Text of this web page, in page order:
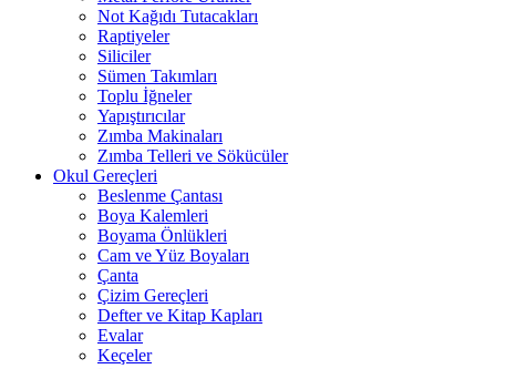
Not Kağıdı Tutacakları
Raptiyeler
Siliciler
Sümen Takımları
Toplu İğneler
Yapıştırıcılar
Zımba Makinaları
Zımba Telleri ve Sökücüler
Okul Gereçleri
Beslenme Çantası
Boya Kalemleri
Boyama Önlükleri
Cam ve Yüz Boyaları
Çanta
Çizim Gereçleri
Defter ve Kitap Kapları
Evalar
Keçeler